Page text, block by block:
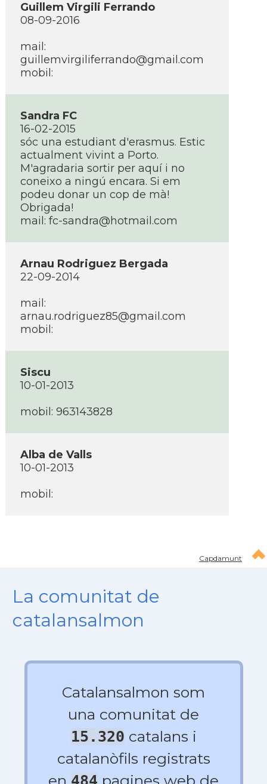
Guillem Virgili Ferrando
08-09-2016
mail:
guillemvirgiliferrando@gmail.com
mobil:
Sandra FC
16-02-2015
sóc una estudiant d'erasmus. Estic
actualment vivint a Porto.
M'agradaria sortir per aquí­ i no
coneixo a ningú encara. Si em
podeu donar un cop de mà!
Obrigada!
mail: fc-sandra@hotmail.com
Arnau Rodriguez Bergada
22-09-2014
mail:
arnau.rodriguez85@gmail.com
mobil:
Siscu
10-01-2013
mobil: 963143828
Alba de Valls
10-01-2013
mobil:
Capdamunt
La comunitat de
catalansalmon
Catalansalmon som
una comunitat de
15.320 catalans i
catalanòfils registrats
en
pagines web de